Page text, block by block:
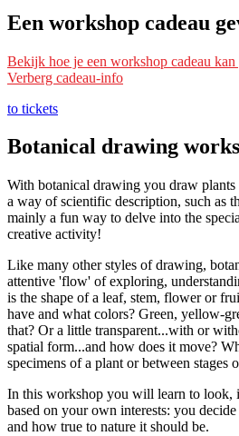
Een workshop cadeau
Ik wil deze workshop als cadeau geven
en vermeld bij ‘Opmerking’ voor wie
Je kunt ook ‘datum nog te kiezen‘ erbij
doorgeeft om mee te doen.
Lees s.v.p. ook deAlgemene
‘Inschrijving als cadeau’.
Ik wil een zelf te kiezen workshop
Wil je dat de ontvanger zelf een
dan in met je eigen naam en mailadres
de waarde van je cadeau heeft.
Vermeld bij ‘Opmerking’ voor wie het is
kiezen‘.
Wij weten dan dat die persoon voor die
kiezen (of meerdere zolang dat past
Bekijk hoe je een workshop cadeau kan
Verberg cadeau-info
to tickets
Botanical drawing
With botanical drawing you draw
a way of scientific description, such as
mainly a fun way to delve into the
creative activity!
Like many other styles of drawing,
attentive 'flow' of exploring,
is the shape of a leaf, stem, flower or
have and what colors? Green, yellow-
that? Or a little transparent...with or
spatial form...and how does it move?
specimens of a plant or between stages
In this workshop you will learn to look,
based on your own interests: you
and how true to nature it should be.